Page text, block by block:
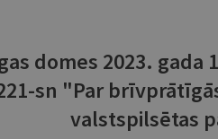
domes 2023.
sn "Par
valstspilsētas